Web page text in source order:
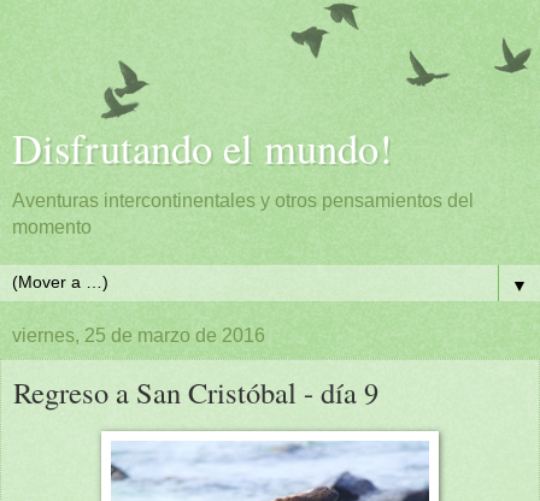
Disfrutando el mundo!
Aventuras intercontinentales y otros pensamientos del
momento
▼
viernes, 25 de marzo de 2016
Regreso a San Cristóbal - día 9